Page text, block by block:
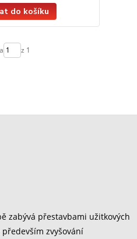
do košíku
z 1
zabývá přestavbami užitkových
zvyšování